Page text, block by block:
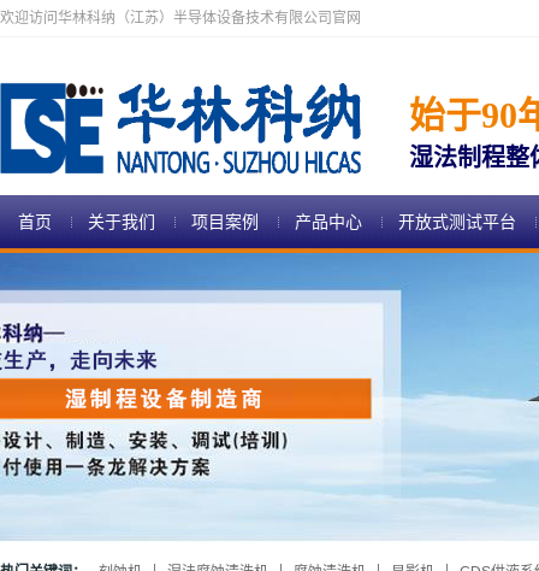
欢迎访问华林科纳（江苏）半导体设备技术有限公司官网
始于90
湿法制程整
首页 关于我们 项目案例 产品中心 开放式测试平台